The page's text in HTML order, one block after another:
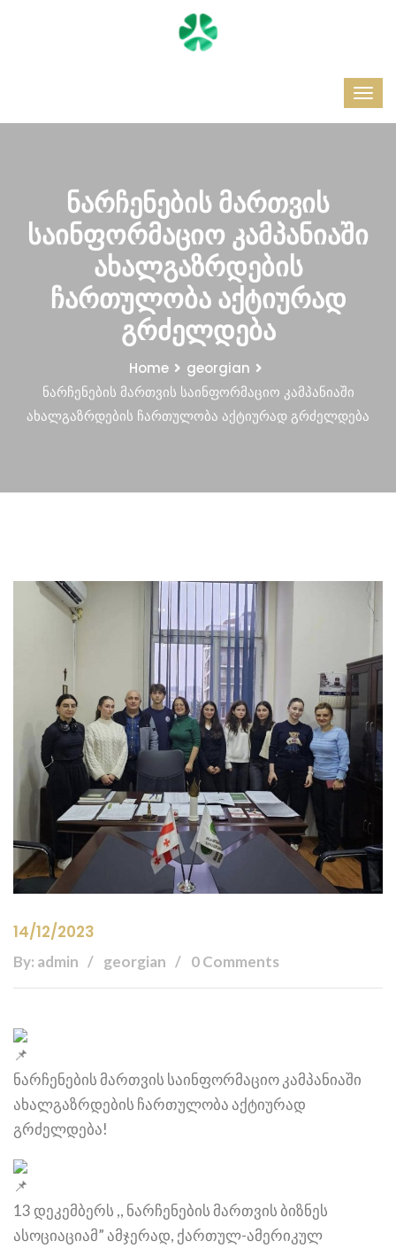
ნარჩენების მართვის
საინფორმაციო კამპანიაში
ახალგაზრდების
ჩართულობა აქტიურად
გრძელდება
Home
georgian
ნარჩენების მართვის საინფორმაციო კამპანიაში
ახალგაზრდების ჩართულობა აქტიურად გრძელდება
14/12/2023
By: admin georgian 0 Comments
ნარჩენების მართვის საინფორმაციო კამპანიაში
ახალგაზრდების ჩართულობა აქტიურად
გრძელდება!
13 დეკემბერს ,, ნარჩენების მართვის ბიზნეს
ასოციაციამ” ამჯერად, ქართულ-ამერიკულ